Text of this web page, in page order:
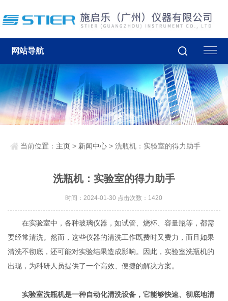
网站导航
当前位置： 主页 > 新闻中心 > 洗瓶机：实验室的得力助手
洗瓶机：实验室的得力助手
时间：2024-01-30 点击次数：1420
在实验室中，各种玻璃仪器，如试管、烧杯、容量瓶等，都需
要经常清洗。然而，这些仪器的清洗工作既费时又费力，而且如果
清洗不彻底，还可能对实验结果造成影响。因此，实验室洗瓶机的
出现，为科研人员提供了一个高效、便捷的解决方案。
实验室洗瓶机是一种自动化清洗设备，它能够快速、彻底地清